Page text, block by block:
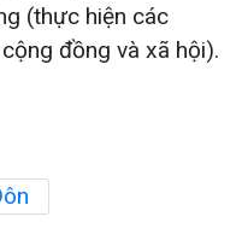
(thực hiện các
đồng và xã hội).